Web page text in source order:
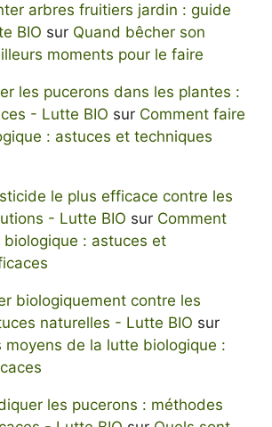
arbres fruitiers jardin : guide
BIO sur Quand bêcher son
moments pour le faire
les pucerons dans les plantes :
- Lutte BIO sur Comment faire
: astuces et techniques
le plus efficace contre les
- Lutte BIO sur Comment
: astuces et
biologiquement contre les
naturelles - Lutte BIO sur
moyens de la lutte biologique :
les pucerons : méthodes